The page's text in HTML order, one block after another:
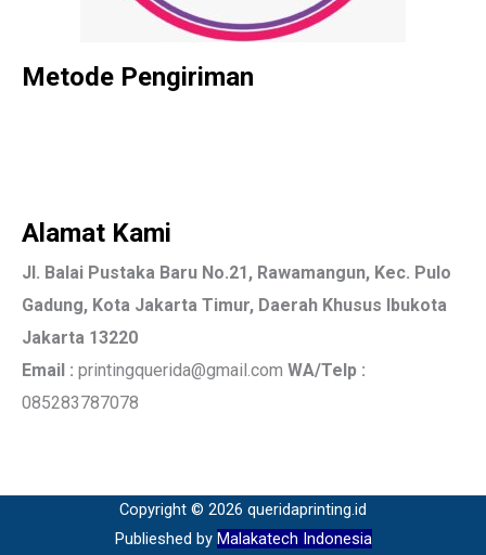
Metode Pengiriman
Alamat Kami
Jl. Balai Pustaka Baru No.21, Rawamangun, Kec. Pulo
Gadung, Kota Jakarta Timur, Daerah Khusus Ibukota
Jakarta 13220
Email : printingquerida@gmail.com WA/Telp :
085283787078
Copyright © 2026 queridaprinting.id
Publieshed by Malakatech Indonesia